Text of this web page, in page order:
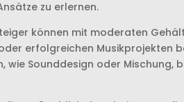
zu erlernen.
können mit moderaten
erfolgreichen Musikprojekten
wie Sounddesign oder Mischung,